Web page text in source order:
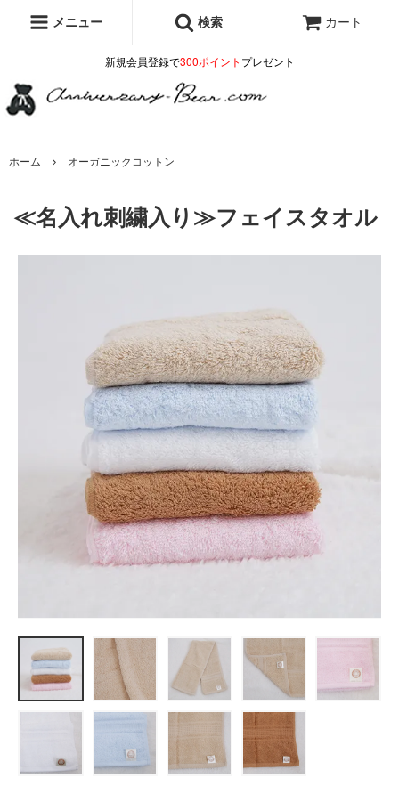
新規会員登録で300ポイント プレゼント
メニュー 検索 カート
ホーム オーガニックコットン
≪名入れ刺繍入り≫フェイスタオル